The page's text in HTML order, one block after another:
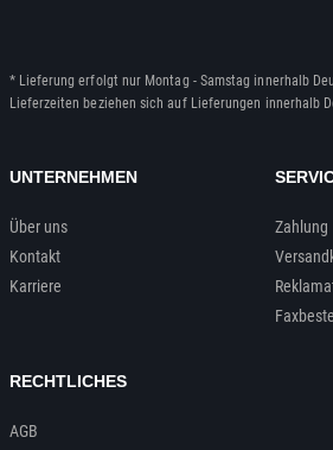
* Lieferung erfolgt nur Montag - Samstag innerhalb
Lieferzeiten beziehen sich auf Lieferungen innerhalb
UNTERNEHMEN
Über uns
Kontakt
Karriere
Zahlung
RECHTLICHES
AGB